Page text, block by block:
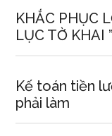
KHẮC PHỤC
LỤC TỜ KHAI
Kế toán tiền
phải làm